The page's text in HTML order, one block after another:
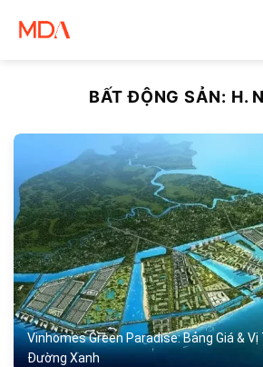
BẤT ĐỘNG SẢN: H.
Vinhomes Green Paradise: Bảng Giá & Vị
Đường Xanh